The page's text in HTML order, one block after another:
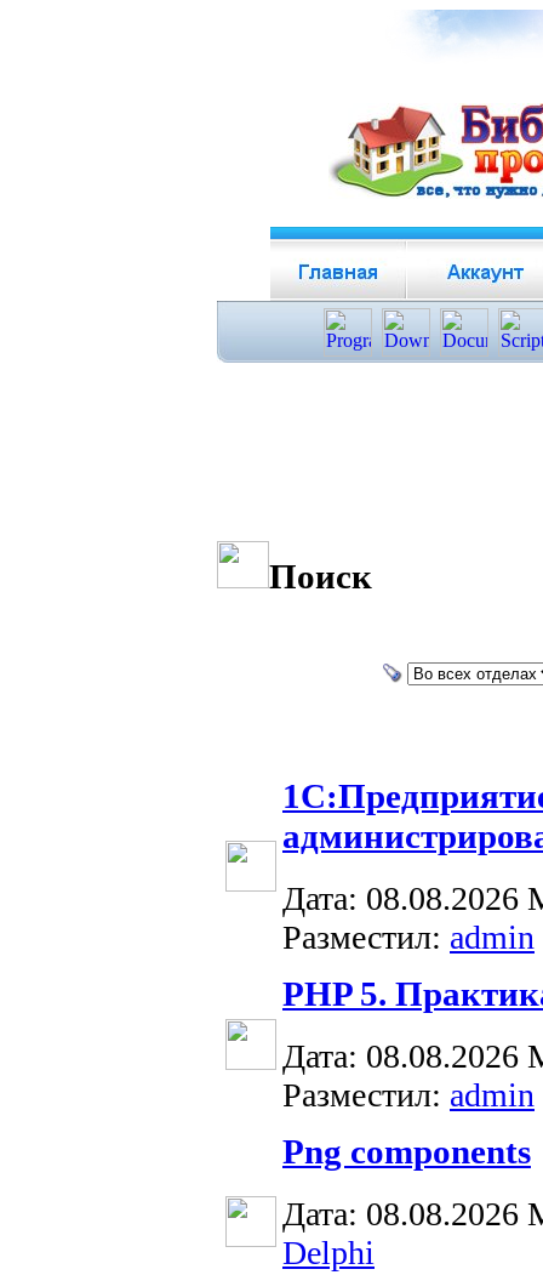
Поиск
Дата: 08.08.2026
Разместил: admin
PHP 5.
Дата: 08.08.2026
Разместил: admin
Png components
Дата: 08.08.2026
Delphi